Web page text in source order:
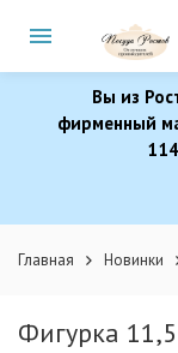
Вы из
фирменный
Главная Новинки
Фигурка